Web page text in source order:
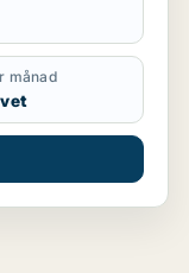
månad